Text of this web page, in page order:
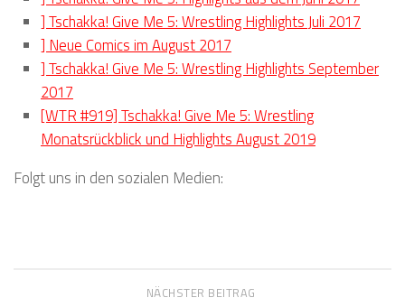
] Tschakka! Give Me 5: Wrestling Highlights Juli 2017
] Neue Comics im August 2017
] Tschakka! Give Me 5: Wrestling Highlights September
2017
[WTR #919] Tschakka! Give Me 5: Wrestling
Monatsrückblick und Highlights August 2019
Folgt uns in den sozialen Medien:
NÄCHSTER BEITRAG